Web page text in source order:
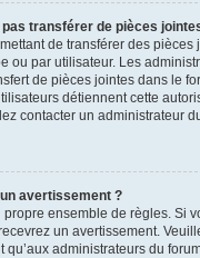
pas transférer de pièces
de transférer des pièces
ou par utilisateur. Les
de pièces jointes dans le
détiennent cette
contacter un administrateur
avertissement ?
ensemble de règles. Si
un avertissement.
qu’aux administrateurs du